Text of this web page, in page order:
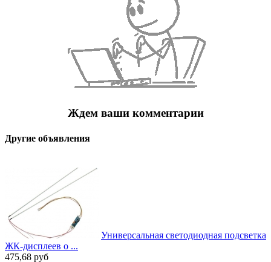
Ждем ваши комментарии
Другие объявления
Универсальная светодиодная подсветка
ЖК-дисплеев о ...
475,68 руб